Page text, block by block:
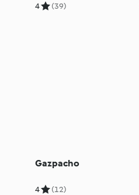
4 (39)
Gazpacho
4 (12)